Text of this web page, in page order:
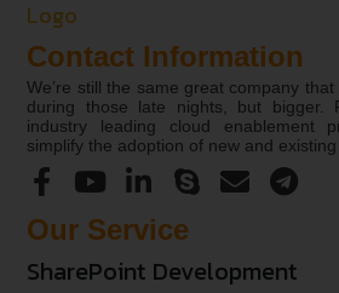
Contact Information
We’re still the same great company
during those late nights, but bigger.
industry leading cloud enablement
simplify the adoption of new and existing
Our Service
SharePoint Development